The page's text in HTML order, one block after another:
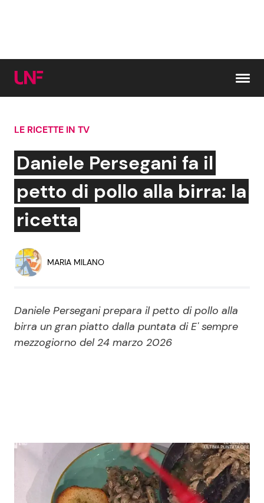
Cerca:
News e Cronaca
Attualità Italiana
Economia
Persone Scomparse
Politica
Gossip e TV
Bellezze VIP
Programmi TV
Reality e Talent
News Cinema
News Musica
News dal mondo
LE RICETTE IN TV
Daniele Persegani fa il
petto di pollo alla birra: la
ricetta
MARIA MILANO
Daniele Persegani prepara il petto di pollo alla
birra un gran piatto dalla puntata di E' sempre
mezzogiorno del 24 marzo 2026